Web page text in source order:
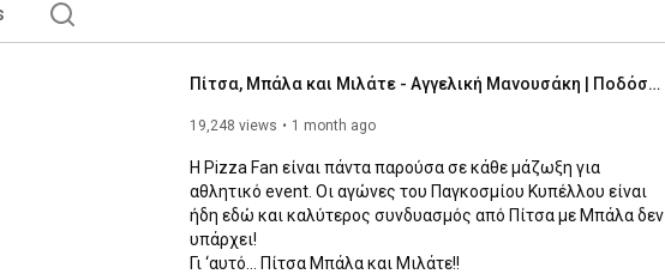
Πίτσα, Μπάλα και Μιλάτε - Αγγελική Μανουσάκη | Ποδόσφαιρο vs Ζώδια
19,248 views 1 month ago
Η Pizza Fan είναι πάντα παρούσα σε κάθε μάζωξη για
αθλητικό event. Οι αγώνες του Παγκοσμίου Κυπέλλου είναι
ήδη εδώ και καλύτερος συνδυασμός από Πίτσα με Μπάλα δεν
υπάρχει!
Γι ‘αυτό… Πίτσα Μπάλα και Μιλάτε!!